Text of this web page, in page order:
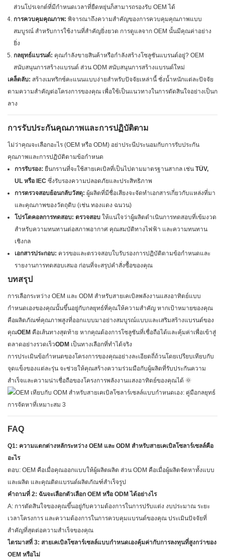
ส่วนโปรเจกต์ที่มีกำหนดเวลาที่ยืดหยุ่นก็สามารถรองรับ OEM ได้
การควบคุมคุณภาพ: พิจารณาถึงความสำคัญของการควบคุมคุณภาพแบบ
สมบูรณ์ สำหรับการใช้งานที่สำคัญยิ่งยวด การดูแลจาก OEM นั้นมีคุณค่าอย่าง
ยิ่ง
กลยุทธ์แบรนด์: คุณกำลังขายสินค้าหรือกำลังสร้างโซลูชันแบรนด์อยู่? OEM
สนับสนุนการสร้างแบรนด์ ส่วน ODM สนับสนุนการสร้างแบรนด์ใหม่
เคล็ดลับ: สร้างเมทริกซ์คะแนนแบบง่ายสำหรับปัจจัยเหล่านี้ ชั่งน้ำหนักแต่ละปัจจัย
ตามความสำคัญต่อโครงการของคุณ เพื่อใช้เป็นแนวทางในการตัดสินใจอย่างเป็นก
ลาง
การรับประกันคุณภาพและการปฏิบัติตาม
ไม่ว่าคุณจะเลือกอะไร (OEM หรือ ODM) อย่าประนีประนอมกับการรับประกัน
คุณภาพและการปฏิบัติตามข้อกำหนด
การรับรอง: ยืนกรานที่จะใช้สายเคเบิลที่เป็นไปตามมาตรฐานสากล เช่นTÜV,
UL หรือ IEC ซึ่งรับรองความปลอดภัยและประสิทธิภาพ
การตรวจสอบย้อนกลับวัสดุ: ผู้ผลิตที่มีชื่อเสียงจะจัดทำเอกสารเกี่ยวกับแหล่งที่มา
และคุณภาพของวัตถุดิบ (เช่น ทองแดง ฉนวน)
โปรโตคอลการทดสอบ: ตรวจสอบ ให้แน่ใจว่าผู้ผลิตดำเนินการทดสอบที่เข้มงวด
สำหรับความทนทานต่อสภาพอากาศ คุณสมบัติทางไฟฟ้า และความทนทาน
เชิงกล
เอกสารประกอบ: ควรขอและตรวจสอบใบรับรองการปฏิบัติตามข้อกำหนดและ
รายงานการทดสอบเสมอ ก่อนที่จะสรุปคำสั่งซื้อของคุณ
บทสรุป
การเลือกระหว่าง OEM และ ODM สำหรับสายเคเบิลพลังงานแสงอาทิตย์แบบ
กำหนดเองของคุณนั้นขึ้นอยู่กับกลยุทธ์ที่คุณให้ความสำคัญ หากเป้าหมายของคุณ
คือผลิตภัณฑ์คุณภาพสูงที่ออกแบบมาอย่างสมบูรณ์แบบและเสริมสร้างแบรนด์ของ
คุณOEM คือเส้นทางสุดท้าย หากคุณต้องการโซลูชันที่เชื่อถือได้และคุ้มค่าเพื่อเข้าสู่
ตลาดอย่างรวดเร็วODM เป็นทางเลือกที่ทำได้จริง
การประเมินข้อกำหนดของโครงการของคุณอย่างละเอียดถี่ถ้วนโดยเปรียบเทียบกับ
จุดแข็งของแต่ละรุ่น จะช่วยให้คุณสร้างความร่วมมือกับผู้ผลิตที่รับประกันความ
สำเร็จและความน่าเชื่อถือของโครงการพลังงานแสงอาทิตย์ของคุณได้ 🌞
FAQ
Q1: ความแตกต่างหลักระหว่าง OEM และ ODM สำหรับสายเคเบิลโซลาร์เซลล์คือ
อะไร
ตอบ: OEM คือเมื่อคุณออกแบบให้ผู้ผลิตผลิต ส่วน ODM คือเมื่อผู้ผลิตจัดหาทั้งแบบ
และผลิต และคุณติดแบรนด์ผลิตภัณฑ์สำเร็จรูป
คำถามที่ 2: ฉันจะเลือกตัวเลือก OEM หรือ ODM ได้อย่างไร
A: การตัดสินใจของคุณขึ้นอยู่กับความต้องการในการปรับแต่ง งบประมาณ ระยะ
เวลาโครงการ และความต้องการในการควบคุมแบรนด์ของคุณ ประเมินปัจจัยที่
สำคัญที่สุดต่อความสำเร็จของคุณ
ไตรมาสที่ 3: สายเคเบิลโซลาร์เซลล์แบบกำหนดเองคุ้มค่ากับการลงทุนที่สูงกว่าของ
OEM หรือไม่